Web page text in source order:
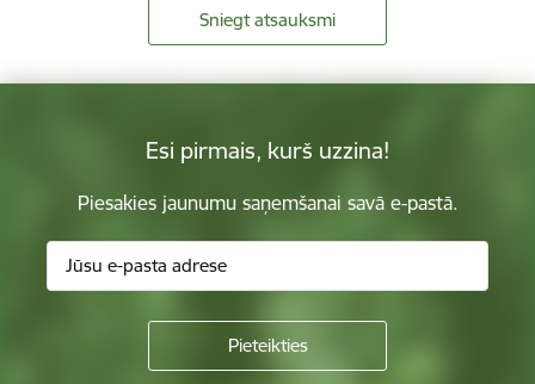
Sniegt atsauksmi
Esi pirmais, kurš uzzina!
Piesakies jaunumu saņemšanai savā e-pastā.